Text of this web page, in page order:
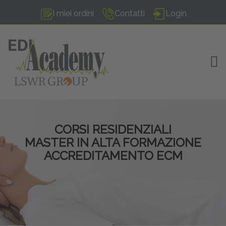
I miei ordini Contatti Login
CORSI RESIDENZIALI
MASTER IN ALTA FORMAZIONE
ACCREDITAMENTO ECM